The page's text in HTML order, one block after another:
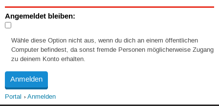
Angemeldet bleiben:
Wähle diese Option nicht aus, wenn du dich an einem öffentlichen
Computer befindest, da sonst fremde Personen möglicherweise Zugang
zu deinem Konto erhalten.
Portal Anmelden